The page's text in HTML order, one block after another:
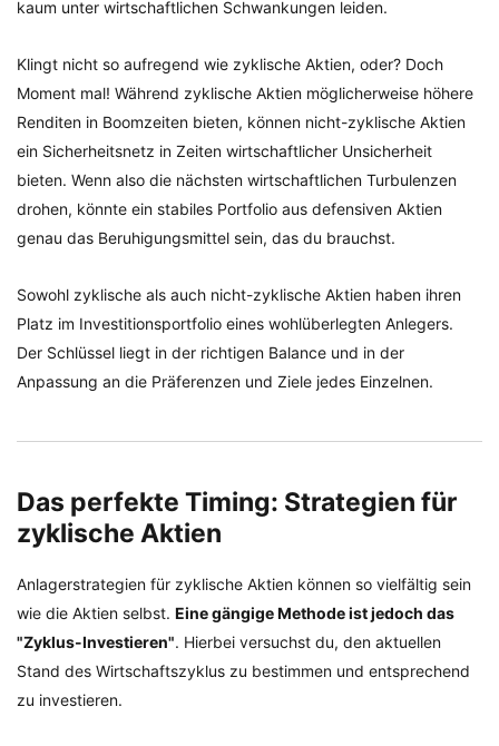
kaum unter wirtschaftlichen Schwankungen leiden.
Klingt nicht so aufregend wie zyklische Aktien, oder? Doch
Moment mal! Während zyklische Aktien möglicherweise höhere
Renditen in Boomzeiten bieten, können nicht-zyklische Aktien
ein Sicherheitsnetz in Zeiten wirtschaftlicher Unsicherheit
bieten. Wenn also die nächsten wirtschaftlichen Turbulenzen
drohen, könnte ein stabiles Portfolio aus defensiven Aktien
genau das Beruhigungsmittel sein, das du brauchst.
Sowohl zyklische als auch nicht-zyklische Aktien haben ihren
Platz im Investitionsportfolio eines wohlüberlegten Anlegers.
Der Schlüssel liegt in der richtigen Balance und in der
Anpassung an die Präferenzen und Ziele jedes Einzelnen.
Das perfekte Timing: Strategien für
zyklische Aktien
Anlagerstrategien für zyklische Aktien können so vielfältig sein
wie die Aktien selbst. Eine gängige Methode ist jedoch das
"Zyklus-Investieren". Hierbei versuchst du, den aktuellen
Stand des Wirtschaftszyklus zu bestimmen und entsprechend
zu investieren.